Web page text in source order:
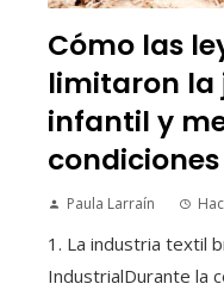
Cómo las
limitaron la
infantil y
condiciones
Paula Larraín
1. La industria textil
IndustrialDurante la